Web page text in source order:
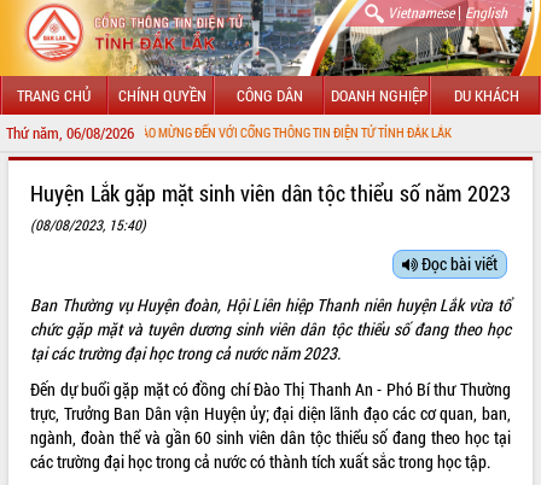
Vietnamese| English
TRANG CHỦ CHÍNH QUYỀN CÔNG DÂN DOANH NGHIỆP DU KHÁCH
Thứ năm, 06/08/2026
CHÀO MỪNG ĐẾN VỚI CỔNG THÔNG TIN ĐIỆN TỬ TỈNH ĐẮK LẮK
LÃNH ĐẠO UBND TỈNH
SỞ, BAN, NGÀNH
THÔNG TIN CHỈ ĐẠO ĐIỀU HÀNH
HỆ THỐNG VĂN BẢN
Huyện Lắk gặp mặt sinh viên dân tộc thiểu số năm 2023
(08/08/2023, 15:40)
Đọc bài viết
Ban Thường vụ Huyện đoàn, Hội Liên hiệp Thanh niên huyện Lắk vừa tổ
chức gặp mặt và tuyên dương sinh viên dân tộc thiểu số đang theo học
tại các trường đại học trong cả nước năm 2023.
Đến dự buổi gặp mặt có đồng chí Đào Thị Thanh An - Phó Bí thư Thường
trực, Trưởng Ban Dân vận Huyện ủy; đại diện lãnh đạo các cơ quan, ban,
ngành, đoàn thể và gần 60 sinh viên dân tộc thiểu số đang theo học tại
các trường đại học trong cả nước có thành tích xuất sắc trong học tập.